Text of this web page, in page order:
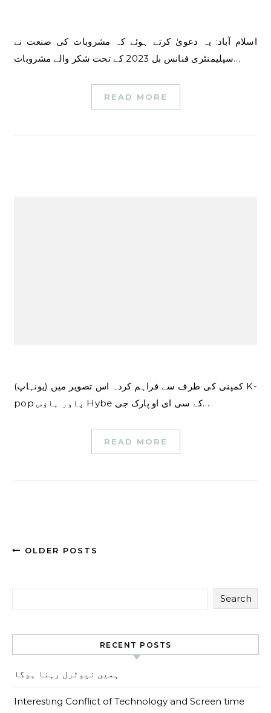
اسلام آباد: یہ دعویٰ کرتے ہوئے کہ مشروبات کی صنعت نے
سپلیمنٹری فنانس بل 2023 کے تحت شکر والے مشروبات…
READ MORE
(یونہاپ) کمپنی کی طرف سے فراہم کردہ اس تصویر میں K-
pop پاور ہاؤس Hybe کے سی ای او پارک جی…
READ MORE
OLDER POSTS
Search
RECENT POSTS
ہمیں نیوٹرل رہنا ہوگا
Interesting Conflict of Technology and Screen time